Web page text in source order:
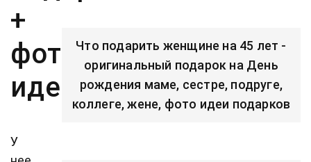
+
фото
идеи
У
Что подарить женщине на 45 лет -
оригинальный подарок на День
рождения маме, сестре, подруге,
коллеге, жене, фото идеи подарков